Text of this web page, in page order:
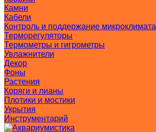
Камни
Кабели
Контроль и поддержание микроклимата
Терморегуляторы
Термометры и гигрометры
Увлажнители
Декор
Фоны
Растения
Коряги и лианы
Плотики и мостики
Укрытия
Инструментарий